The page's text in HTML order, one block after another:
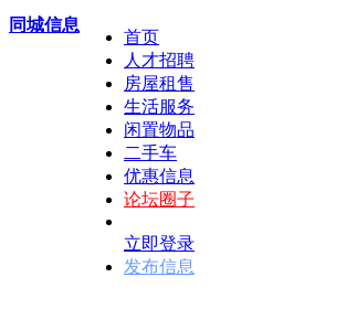
同城信息
首页
人才招聘
房屋租售
生活服务
闲置物品
二手车
优惠信息
论坛圈子
立即登录
发布信息